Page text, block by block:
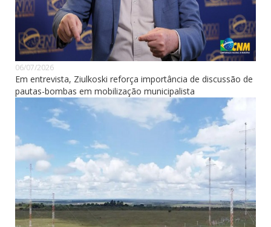
06/07/2026
Em entrevista, Ziulkoski reforça importância de discussão de
pautas-bombas em mobilização municipalista